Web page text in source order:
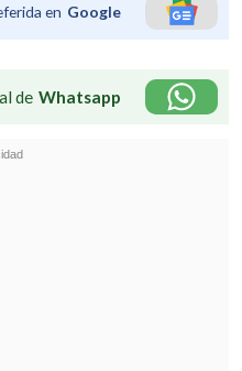
en Google
de Whatsapp